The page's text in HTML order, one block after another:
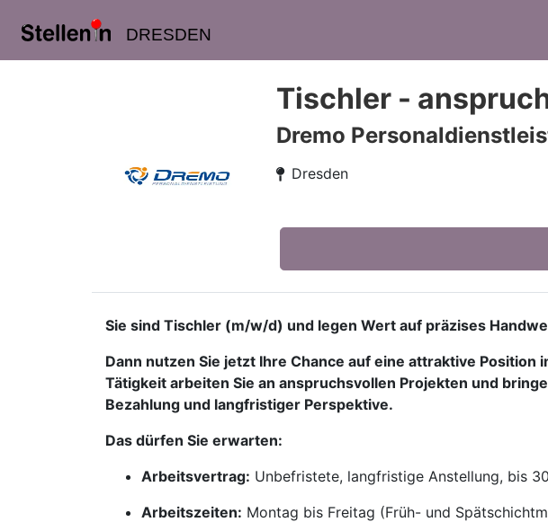
DRESDEN
Tischler -
Dremo
Dresden
Sie sind Tischler (m/w/d) und legen Wert auf präzises
Dann nutzen Sie jetzt Ihre Chance auf eine attraktive
Tätigkeit arbeiten Sie an anspruchsvollen Projekten und
Bezahlung und langfristiger Perspektive.
Das dürfen Sie erwarten:
Arbeitsvertrag: Unbefristete, langfristige Anstellung, bis
Arbeitszeiten: Montag bis Freitag (Früh- und